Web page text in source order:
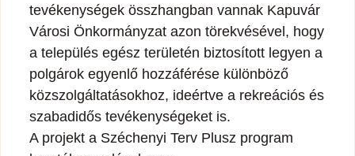
tevékenységek összhangban vannak Kapuvár
Városi Önkormányzat azon törekvésével, hogy
a település egész területén biztosított legyen a
polgárok egyenlő hozzáférése különböző
közszolgáltatásokhoz, ideértve a rekreációs és
szabadidős tevékenységeket is.
A projekt a Széchenyi Terv Plusz program